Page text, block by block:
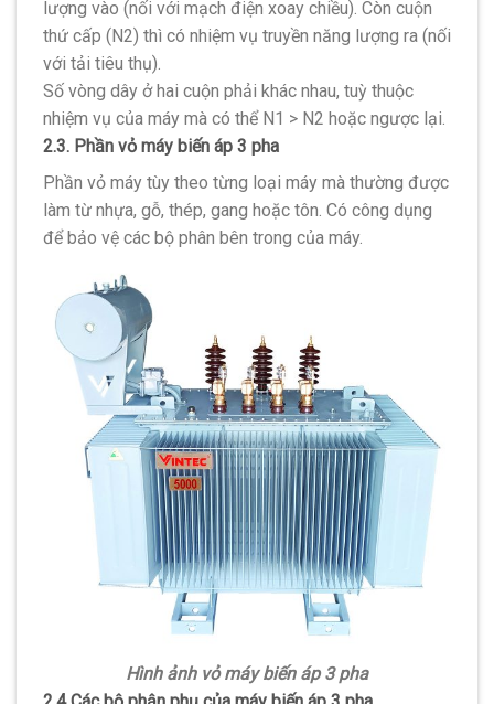
lượng vào (nối với mạch điện xoay chiều). Còn cuộn
thứ cấp (N2) thì có nhiệm vụ truyền năng lượng ra (nối
với tải tiêu thụ).
Số vòng dây ở hai cuộn phải khác nhau, tuỳ thuộc
nhiệm vụ của máy mà có thể N1 > N2 hoặc ngược lại.
2.3. Phần vỏ máy biến áp 3 pha
Phần vỏ máy tùy theo từng loại máy mà thường được
làm từ nhựa, gỗ, thép, gang hoặc tôn. Có công dụng
để bảo vệ các bộ phân bên trong của máy.
Hình ảnh vỏ máy biến áp 3 pha